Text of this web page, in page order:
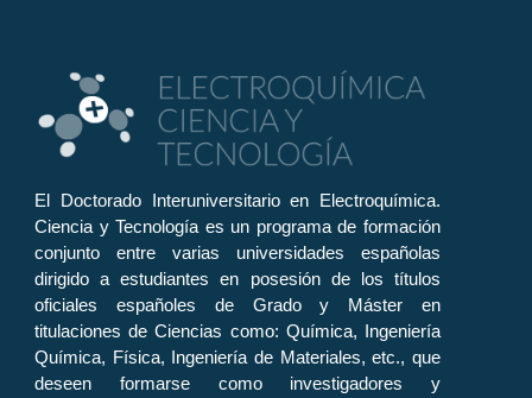
El Doctorado Interuniversitario en Electroquímica.
Ciencia y Tecnología es un programa de formación
conjunto entre varias universidades españolas
dirigido a estudiantes en posesión de los títulos
oficiales españoles de Grado y Máster en
titulaciones de Ciencias como: Química, Ingeniería
Química, Física, Ingeniería de Materiales, etc., que
deseen formarse como investigadores y